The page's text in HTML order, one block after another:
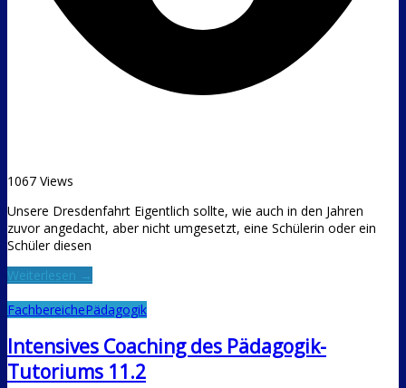
1067 Views
Unsere Dresdenfahrt Eigentlich sollte, wie auch in den Jahren
zuvor angedacht, aber nicht umgesetzt, eine Schülerin oder ein
Schüler diesen
Weiterlesen →
FachbereichePädagogik
Intensives Coaching des Pädagogik-
Tutoriums 11.2